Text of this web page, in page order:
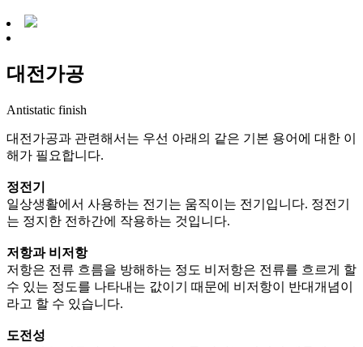
대전가공
Antistatic finish
대전가공과 관련해서는 우선 아래의 같은 기본 용어에 대한 이
해가 필요합니다.
정전기
일상생활에서 사용하는 전기는 움직이는 전기입니다. 정전기
는 정지한 전하간에 작용하는 것입니다.
저항과 비저항
저항은 전류 흐름을 방해하는 정도 비저항은 전류를 흐르게 할
수 있는 정도를 나타내는 값이기 때문에 비저항이 반대개념이
라고 할 수 있습니다.
도전성